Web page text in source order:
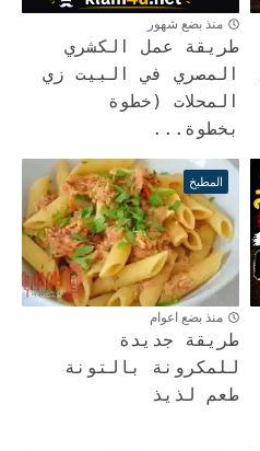
منذ بضع شهور
طريقة عمل الكشري
المصري في البيت زي
المحلات (خطوة
بخطوة...
المطبخ
منذ بضع اعوام
طريقة جديدة
للمكرونة بالتونة
طعم لذيذ